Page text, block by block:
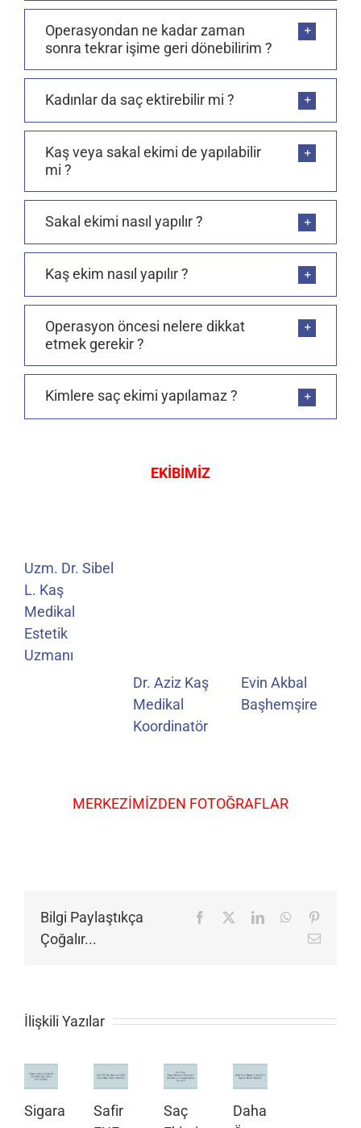
Operasyondan ne kadar zaman
sonra tekrar işime geri dönebilirim ?
Kadınlar da saç ektirebilir mi ?
Kaş veya sakal ekimi de yapılabilir
mi ?
Sakal ekimi nasıl yapılır ?
Kaş ekim nasıl yapılır ?
Operasyon öncesi nelere dikkat
etmek gerekir ?
Kimlere saç ekimi yapılamaz ?
EKİBİMİZ
Uzm. Dr. Sibel
L. Kaş
Medikal
Estetik
Uzmanı
Dr. Aziz Kaş
Medikal
Koordinatör
Evin Akbal
Başhemşire
MERKEZİMİZDEN FOTOĞRAFLAR
Bilgi Paylaştıkça
Çoğalır...
Facebook LinkedInWhatsApp
E-
İlişkili Yazılar
Sigara
Safir
Saç
Daha